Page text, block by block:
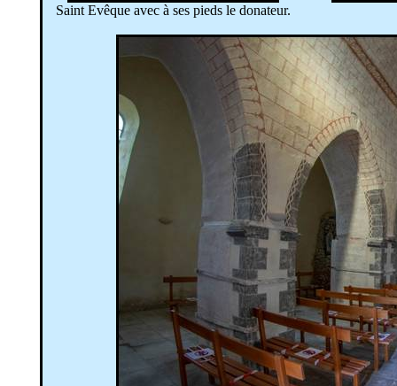
Saint Evêque avec à ses pieds le donateur.